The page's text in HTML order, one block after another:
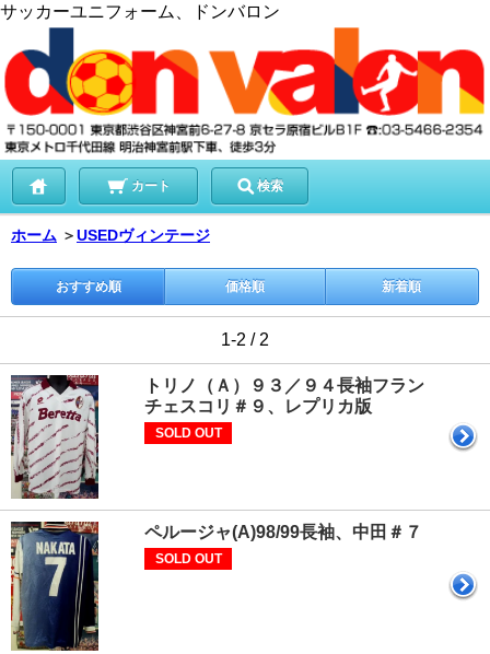
サッカーユニフォーム、ドンバロン
カート 検索
ホーム ＞USEDヴィンテージ
おすすめ順 価格順 新着順
1-2 / 2
トリノ（Ａ）９３／９４長袖フラン
チェスコリ＃９、レプリカ版
SOLD OUT
ペルージャ(A)98/99長袖、中田＃７
SOLD OUT